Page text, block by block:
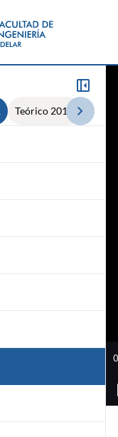
Teórico 2015